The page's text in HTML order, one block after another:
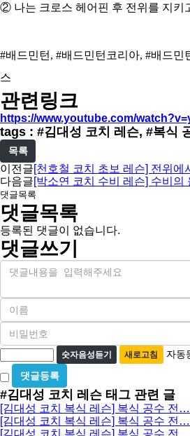
② 나는 크로스 헤어핀 후 전위를 지키
#배드민턴, #배드민턴코리아, #배드
스
관련링크
https://www.youtube.com/
tags : #김대성 코치 레슨, #복식
목록
이전글[천호철 코치 초보 레슨] 전위
다음글[박소연 코치 수비 레슨] 수비의
댓글목록
댓글목록
등록된 댓글이 없습니다.
댓글쓰기
내
이
필
수
비
밀
번
호
필
수
자
동
등
록
방
숫자음성듣기 새로고침 자동
비
밀
글
사
용
#김대성 코치 레슨 태그 관련 글
[김대성 코치 복식 레슨] 복식 공수 전…
[김대성 코치 복식 레슨] 복식 공수 전…
[김대성 코치 복식 레슨] 복식 공수 전…